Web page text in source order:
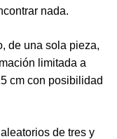
nada.
de una sola pieza,
limitada a
cm con posibilidad
de tres y